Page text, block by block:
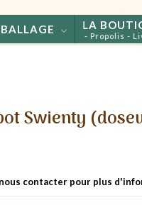
LA
- Confiseries - Propolis -
Swienty
contacter pour plus